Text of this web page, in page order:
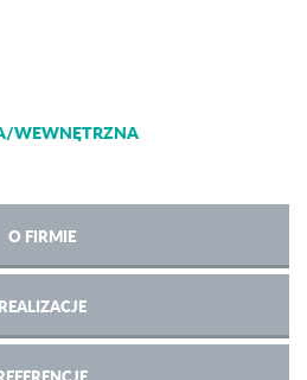
WEWNĘTRZNA
O FIRMIE
REALIZACJE